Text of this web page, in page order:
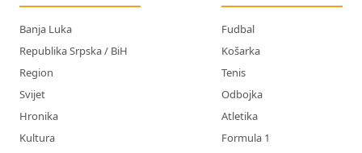
Banja Luka
Republika Srpska / BiH
Region
Svijet
Hronika
Kultura
Fudbal
Košarka
Tenis
Odbojka
Atletika
Formula 1